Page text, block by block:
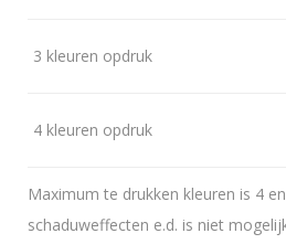
3 kleuren opdruk
4 kleuren opdruk
Maximum te drukken kleuren is 4
schaduweffecten e.d. is niet